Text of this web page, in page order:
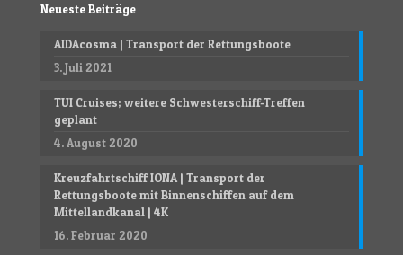
Neueste Beiträge
AIDAcosma | Transport der Rettungsboote
3. Juli 2021
TUI Cruises; weitere Schwesterschiff-Treffen
geplant
4. August 2020
Kreuzfahrtschiff IONA | Transport der
Rettungsboote mit Binnenschiffen auf dem
Mittellandkanal | 4K
16. Februar 2020